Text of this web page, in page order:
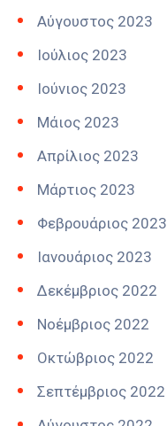
Αύγουστος 2023
Ιούλιος 2023
Ιούνιος 2023
Μάιος 2023
Απρίλιος 2023
Μάρτιος 2023
Φεβρουάριος 2023
Ιανουάριος 2023
Δεκέμβριος 2022
Νοέμβριος 2022
Οκτώβριος 2022
Σεπτέμβριος 2022